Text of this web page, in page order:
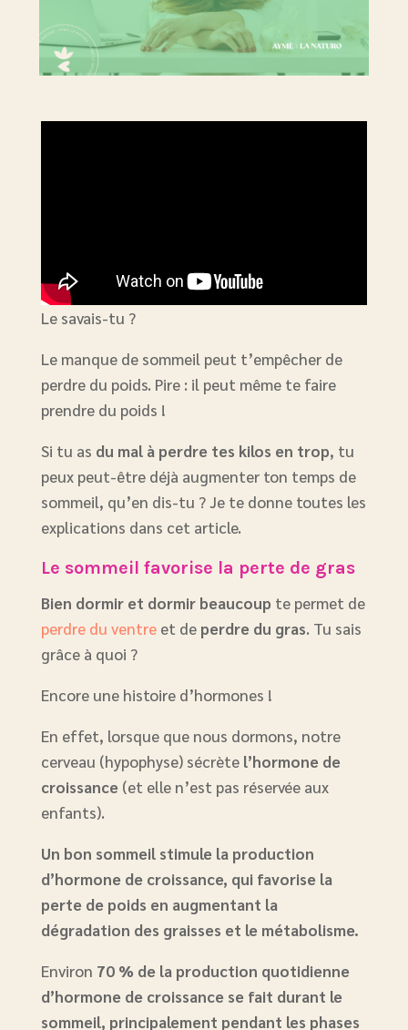
Le savais-tu ?
Le manque de sommeil peut t’empêcher de
perdre du poids. Pire : il peut même te faire
prendre du poids !
Si tu as du mal à perdre tes kilos en trop, tu
peux peut-être déjà augmenter ton temps de
sommeil, qu’en dis-tu ? Je te donne toutes les
explications dans cet article.
Le sommeil favorise la perte de gras
Bien dormir et dormir beaucoup te permet de
perdre du ventreet de perdre du gras. Tu sais
grâce à quoi ?
Encore une histoire d’hormones !
En effet, lorsque que nous dormons, notre
cerveau (hypophyse) sécrète l’hormone de
croissance (et elle n’est pas réservée aux
enfants).
Un bon sommeil stimule la production
d’hormone de croissance, qui favorise la
perte de poids en augmentant la
dégradation des graisses et le métabolisme.
Environ 70 % de la production quotidienne
d’hormone de croissance se fait durant le
sommeil, principalement pendant les phases